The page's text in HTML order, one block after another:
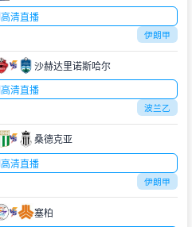
高清直播
伊朗甲
沙赫达里诺斯哈尔
高清直播
波兰乙
桑德克亚
高清直播
伊朗甲
塞柏